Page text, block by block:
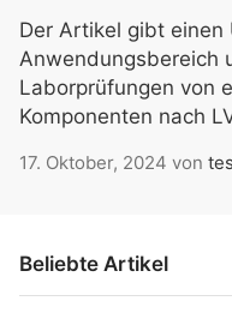
Der Artikel gibt
Anwendungsbereich
Laborprüfungen von
Komponenten nach
17. Oktober, 2024 von
Beliebte Artikel